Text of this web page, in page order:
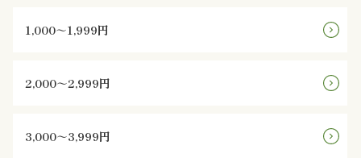
お
の
1,000～1,999円
2,000～2,999円
3,000～3,999円